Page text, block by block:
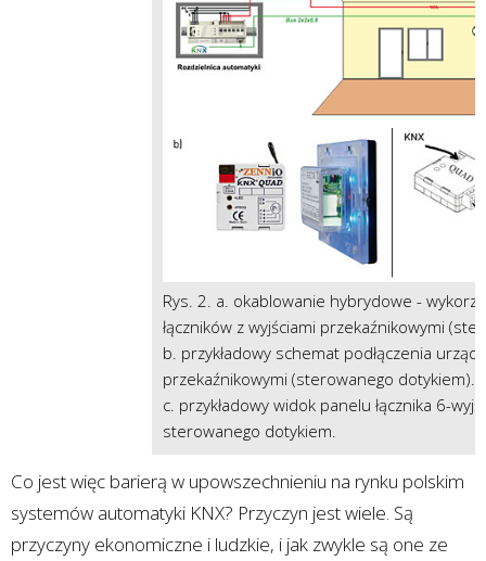
Rys. 2. a. okablowanie hybrydowe -
łączników z wyjściami przekaźnikowymi
b. przykładowy schemat podłączenia
przekaźnikowymi (sterowanego dotykiem).
c. przykładowy widok panelu łącznika 6-
sterowanego dotykiem.
Co jest więc barierą w upowszechnieniu na rynku polskim
systemów automatyki KNX? Przyczyn jest wiele. Są
przyczyny ekonomiczne i ludzkie, i jak zwykle są one ze